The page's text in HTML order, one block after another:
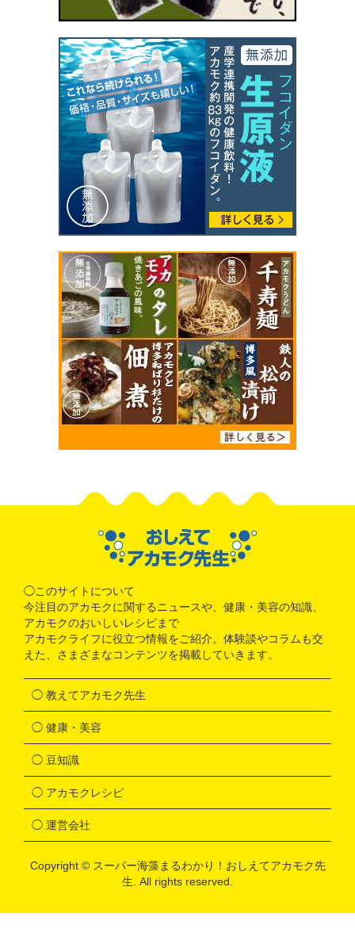
◯このサイトについて
今注目のアカモクに関するニュースや、健康・美容の知識、
アカモクのおいしいレシピまで
アカモクライフに役立つ情報をご紹介。体験談やコラムも交
えた、さまざまなコンテンツを掲載していきます。
◯ 教えてアカモク先生
◯ 健康・美容
◯ 豆知識
◯ アカモクレシピ
◯ 運営会社
Copyright © スーパー海藻まるわかり！おしえてアカモク先
生. All rights reserved.